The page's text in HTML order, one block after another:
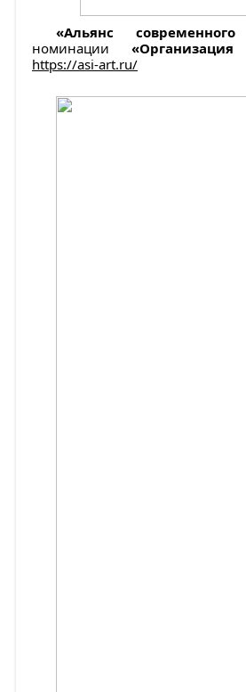
«Альянс современного
номинации
https://asi-art.ru/